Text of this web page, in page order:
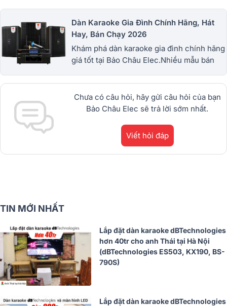
Dàn Karaoke Gia Đình Chính Hãng, Hát
Hay, Bán Chạy 2026
Khám phá dàn karaoke gia đình chính hãng
giá tốt tại Bảo Châu Elec.Nhiều mẫu bán
dBTechnologies, Philips Cao
Cấp.1900.0255
Chưa có câu hỏi, hãy gửi câu hỏi của bạn
Bảo Châu Elec sẽ trả lời sớm nhất.
Viết hỏi đáp
TIN MỚI NHẤT
Lắp đặt dàn karaoke dBTechnologies
hơn 40tr cho anh Thái tại Hà Nội
(dBTechnologies ES503, KX190, BS-
790S)
Lắp đặt dàn karaoke dBTechnologies